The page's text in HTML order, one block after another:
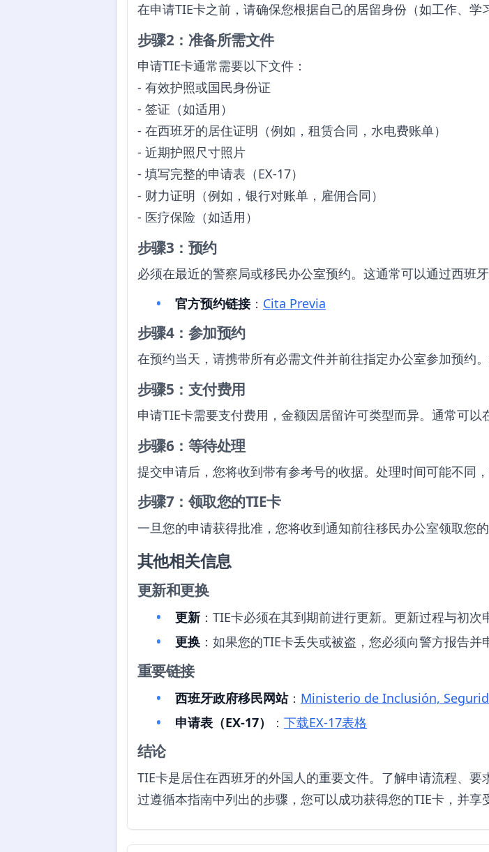
在申请TIE卡之前，请确保您根据自己的居留身份（如工作、学
步骤2：准备所需文件
申请TIE卡通常需要以下文件：
- 有效护照或国民身份证
- 签证（如适用）
- 在西班牙的居住证明（例如，租赁合同，水电费账单）
- 近期护照尺寸照片
- 填写完整的申请表（EX-17）
- 财力证明（例如，银行对账单，雇佣合同）
- 医疗保险（如适用）
步骤3：预约
必须在最近的警察局或移民办公室预约。这通常可以通过西班
官方预约链接： Cita Previa
步骤4：参加预约
在预约当天，请携带所有必需文件并前往指定办公室参加预约
步骤5：支付费用
申请TIE卡需要支付费用，金额因居留许可类型而异。通常可以
步骤6：等待处理
提交申请后，您将收到带有参考号的收据。处理时间可能不同
步骤7：领取您的TIE卡
一旦您的申请获得批准，您将收到通知前往移民办公室领取您
其他相关信息
更新和更换
更新 ：TIE卡必须在其到期前进行更新。更新过程与初次
更换 ：如果您的TIE卡丢失或被盗，您必须向警方报告并
重要链接
西班牙政府移民网站： Ministerio de Inclusión,
申请表（EX-17）
： 下载EX-17表格
结论
TIE卡是居住在西班牙的外国人的重要文件。了解申请流程、
过遵循本指南中列出的步骤，您可以成功获得您的TIE卡，并享